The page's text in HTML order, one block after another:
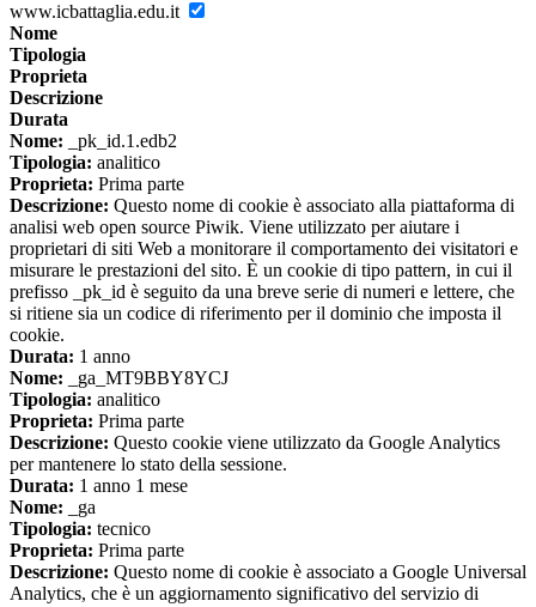
www.icbattaglia.edu.it
Nome
Tipologia
Proprieta
Descrizione
Durata
Nome: _pk_id.1.edb2
Tipologia: analitico
Proprieta: Prima parte
Descrizione: Questo nome di cookie è associato alla piattaforma di
analisi web open source Piwik. Viene utilizzato per aiutare i
proprietari di siti Web a monitorare il comportamento dei visitatori e
misurare le prestazioni del sito. È un cookie di tipo pattern, in cui il
prefisso _pk_id è seguito da una breve serie di numeri e lettere, che
si ritiene sia un codice di riferimento per il dominio che imposta il
cookie.
Durata: 1 anno
Nome: _ga_MT9BBY8YCJ
Tipologia: analitico
Proprieta: Prima parte
Descrizione: Questo cookie viene utilizzato da Google Analytics
per mantenere lo stato della sessione.
Durata: 1 anno 1 mese
Nome: _ga
Tipologia: tecnico
Proprieta: Prima parte
Descrizione: Questo nome di cookie è associato a Google Universal
Analytics, che è un aggiornamento significativo del servizio di